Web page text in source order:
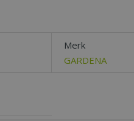
Merk
GARDENA